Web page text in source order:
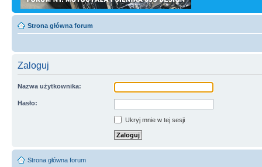
Strona główna forum
Zaloguj
Nazwa użytkownika:
Hasło:
Ukryj mnie w tej sesji
Strona główna forum